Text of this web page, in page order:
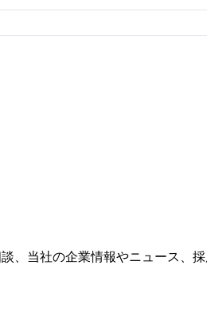
、当社の企業情報やニュース、